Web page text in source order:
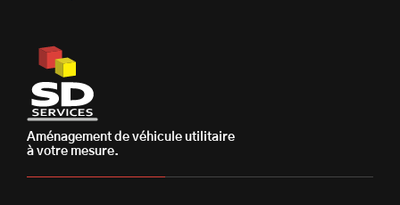
Aménagement de véhicule utilitaire
à votre mesure.